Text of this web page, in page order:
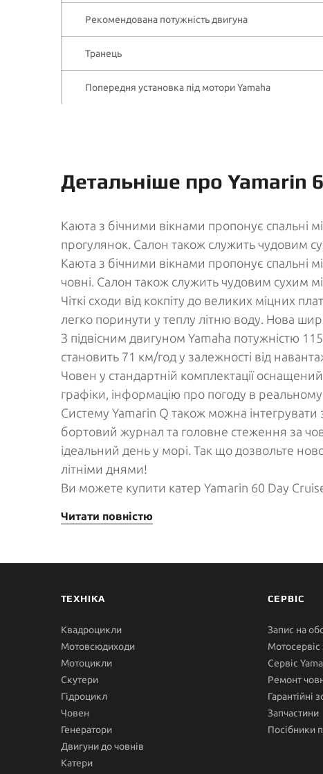
Рекомендована потужність двигуна
Транець
Попередня установка під мотори Yamaha
Детальніше про Yamarin
Каюта з бічними вікнами пропонує спальні
прогулянок. Салон також служить чудовим
Каюта з бічними вікнами пропонує спальні
човні. Салон також служить чудовим сухим
Чіткі сходи від кокпіту до великих міцних
легко поринути у теплу літню воду. Нова
З підвісним двигуном Yamaha потужністю
становить 71 км/год у залежності від
Човен у стандартній комплектації
графіки, інформацію про погоду в реальному
Систему Yamarin Q також можна інтегрувати
бортовий журнал та головне стеження за
ідеальний день у морі. Так що дозвольте
літніми днями!
Ви можете купити катер Yamarin 60 Day
Читати повністю
ТЕХНІКА
Квадроцикли
Мотовсюдиходи
Мотоцикли
Скутери
Гідроцикл
Човен
Генератори
Двигуни до човнів
Катери
СЕРВІС
Запис на
Мотосервіс
Сервіс
Ремонт
Гарантійні
Запчастини
Посібники